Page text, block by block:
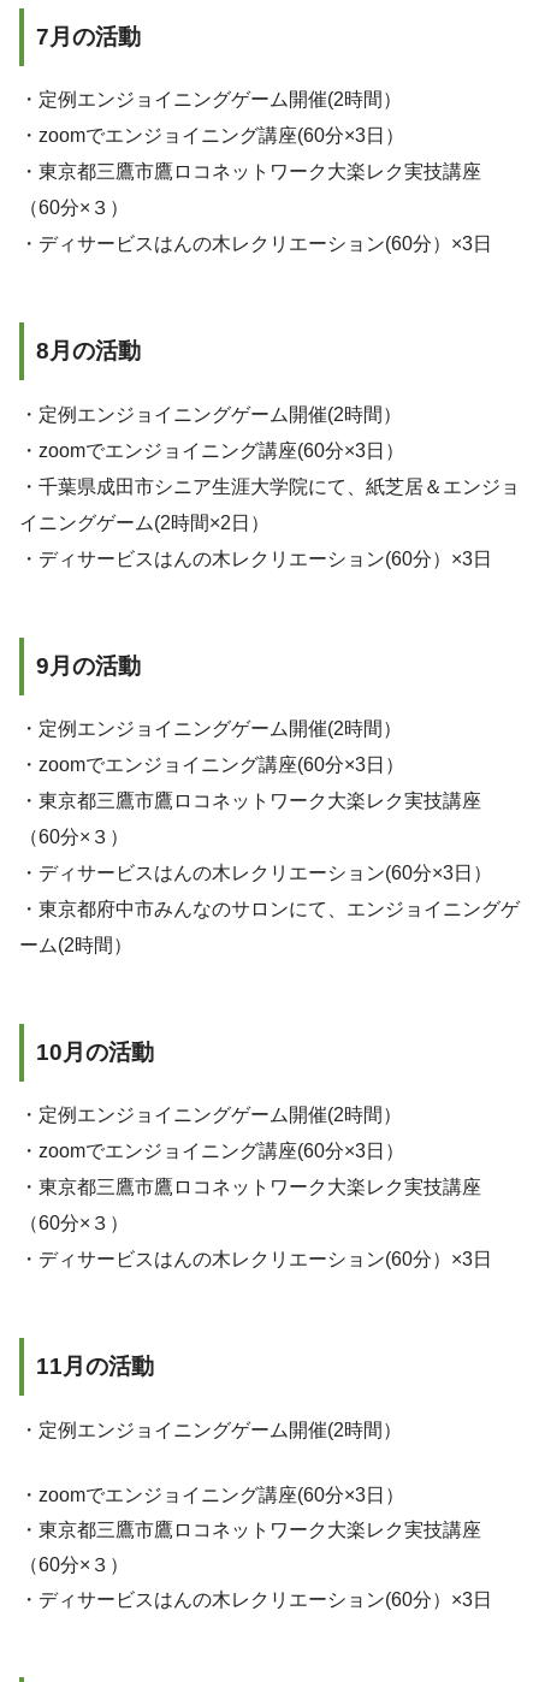
7月の活動
・定例エンジョイニングゲーム開催(2時間）
・zoomでエンジョイニング講座(60分×3日）
・東京都三鷹市鷹ロコネットワーク大楽レク実技講座
（60分×３）
・ディサービスはんの木レクリエーション(60分）×3日
8月の活動
・定例エンジョイニングゲーム開催(2時間）
・zoomでエンジョイニング講座(60分×3日）
・千葉県成田市シニア生涯大学院にて、紙芝居＆エンジョ
イニングゲーム(2時間×2日）
・ディサービスはんの木レクリエーション(60分）×3日
9月の活動
・定例エンジョイニングゲーム開催(2時間）
・zoomでエンジョイニング講座(60分×3日）
・東京都三鷹市鷹ロコネットワーク大楽レク実技講座
（60分×３）
・ディサービスはんの木レクリエーション(60分×3日）
・東京都府中市みんなのサロンにて、エンジョイニングゲ
ーム(2時間）
10月の活動
・定例エンジョイニングゲーム開催(2時間）
・zoomでエンジョイニング講座(60分×3日）
・東京都三鷹市鷹ロコネットワーク大楽レク実技講座
（60分×３）
・ディサービスはんの木レクリエーション(60分）×3日
11月の活動
・定例エンジョイニングゲーム開催(2時間）
・zoomでエンジョイニング講座(60分×3日）
・東京都三鷹市鷹ロコネットワーク大楽レク実技講座
（60分×３）
・ディサービスはんの木レクリエーション(60分）×3日